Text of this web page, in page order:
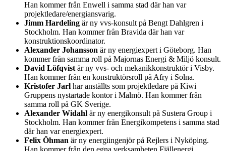
Han kommer från Enwell i samma stad där han var
projektledare/energiansvarig.
Jimm Hardeling är ny vvs-konsult på Bengt Dahlgren i
Stockholm. Han kommer från Bravida där han var
konstruktionskoordinator.
Alexander Johansson är ny energiexpert i Göteborg. Han
kommer från samma roll på Majornas Energi & Miljö konsult.
David Löfqvist är ny vvs- och mekanikkonstruktör i Visby.
Han kommer från en konstruktörsroll på Afry i Solna.
Kristofer Jarl har anställts som projektledare på Kiwi
Gruppens nystartade kontor i Malmö. Han kommer från
samma roll på GK Sverige.
Alexander Widahl är ny energikonsult på Sustera Group i
Stockholm. Han kommer från Energikompetens i samma stad
där han var energiexpert.
Felix Öhman är ny energiingenjör på Rejlers i Nyköping.
Han kommer från den egna verksamheten Fjällenergi.